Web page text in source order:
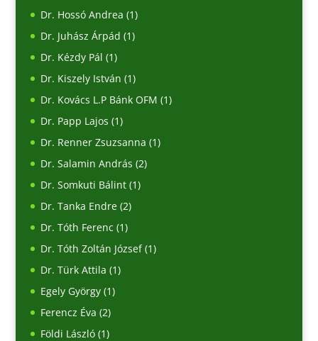
Dr. Hossó Andrea (1)
Dr. Juhász Árpád (1)
Dr. Kézdy Pál (1)
Dr. Kiszely István (1)
Dr. Kovács L.P Bánk OFM (1)
Dr. Papp Lajos (1)
Dr. Renner Zsuzsanna (1)
Dr. Salamin András (2)
Dr. Somkuti Bálint(1)
Dr. Tanka Endre(2)
Dr. Tóth Ferenc (1)
Dr. Tóth Zoltán József(1)
Dr. Türk Attila (1)
Egely György(1)
Ferencz Éva (2)
Földi László(1)